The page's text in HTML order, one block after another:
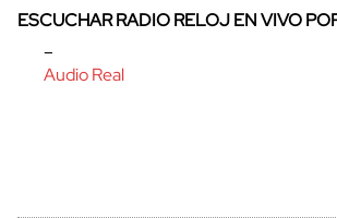
ESCUCHAR RADIO RELOJ EN VIVO
–
Audio Real